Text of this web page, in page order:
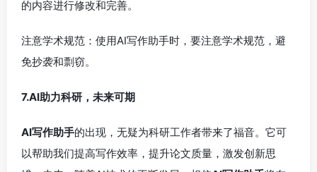
的内容进行修改和完善。
注意学术规范：使用AI写作助手时，要注意学术规范，避
免抄袭和剽窃。
7.AI助力科研，未来可期
AI写作助手的出现，无疑为科研工作者带来了福音。它可
以帮助我们提高写作效率，提升论文质量，激发创新思